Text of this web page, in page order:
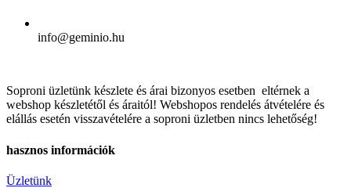
info@geminio.hu
Soproni üzletünk készlete és árai bizonyos esetben eltérnek a
webshop készletétől és áraitól! Webshopos rendelés átvételére és
elállás esetén visszavételére a soproni üzletben nincs lehetőség!
hasznos információk
Üzletünk